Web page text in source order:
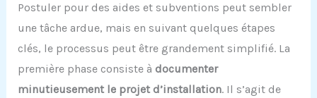
Postuler pour des aides et subventions peut sembler
une tâche ardue, mais en suivant quelques étapes
clés, le processus peut être grandement simplifié. La
première phase consiste à documenter
minutieusement le projet d’installation. Il s’agit de